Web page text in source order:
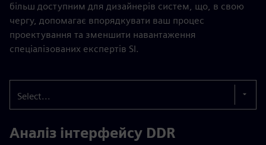
більш доступним для дизайнерів систем, що, в свою
чергу, допомагає впорядкувати ваш процес
проектування та зменшити навантаження
спеціалізованих експертів SI.
Select...
Аналіз інтерфейсу DDR